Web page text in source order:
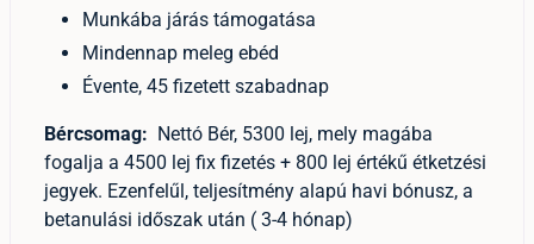
Munkába járás támogatása
Mindennap meleg ebéd
Évente, 45 fizetett szabadnap
Bércsomag: Nettó Bér, 5300 lej, mely magába
fogalja a 4500 lej fix fizetés + 800 lej értékű étketzési
jegyek. Ezenfelűl, teljesítmény alapú havi bónusz, a
betanulási időszak után ( 3-4 hónap)